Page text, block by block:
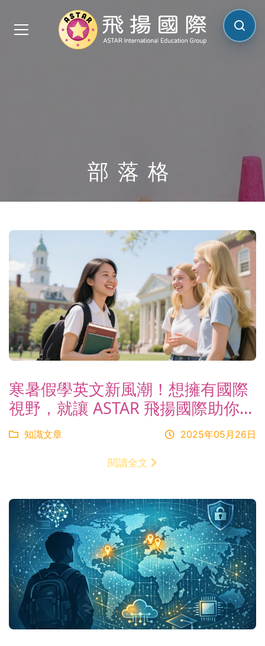
部落格
寒暑假學英文新風潮！想擁有國際
視野，就讓 ASTAR 飛揚國際助你啟
航 知識文章 2025年05月26日
閱讀全文
搜尋